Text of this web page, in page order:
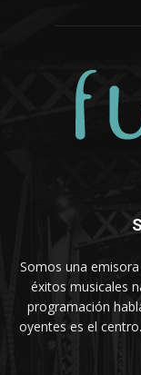
Somos una
éxitos musicales
programación
oyentes es el